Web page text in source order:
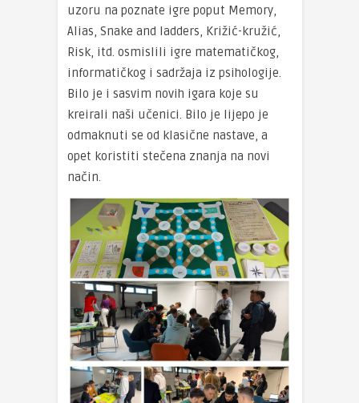
uzoru na poznate igre poput Memory,
Alias, Snake and ladders, Križić-kružić,
Risk, itd. osmislili igre matematičkog,
informatičkog i sadržaja iz psihologije.
Bilo je i sasvim novih igara koje su
kreirali naši učenici. Bilo je lijepo je
odmaknuti se od klasične nastave, a
opet koristiti stečena znanja na novi
način.